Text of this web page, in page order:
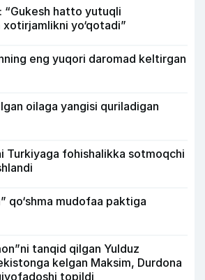
“Gukesh hatto yutuqli
yo‘qotadi”
eng yuqori daromad keltirgan
oilaga yangisi quriladigan
Turkiyaga fohishalikka sotmoqchi
qo‘shma mudofaa paktiga
tanqid qilgan Yulduz
kelgan Maksim, Durdona
topildi